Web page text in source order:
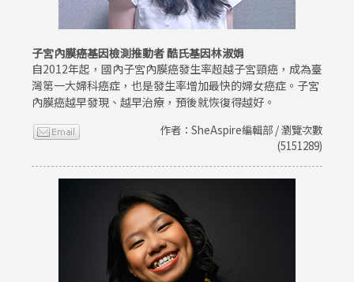
子宮內膜癌基因檢測推動者 酷氏基因林淑娟
自2012年起，國內子宮內膜癌發生率超越子宮頸癌，成為臺
灣第一大婦科癌症，也是發生率增加最快的婦女癌症。子宮
內膜癌越早發現、越早治療，預後就恢復得越好。
作者：SheAspire編輯部 / 瀏覽次數
(5151289)